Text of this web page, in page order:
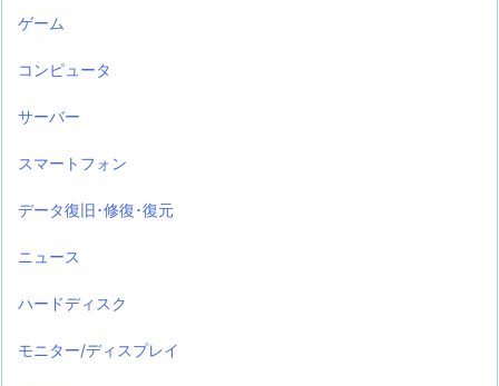
ゲーム
コンピュータ
サーバー
スマートフォン
データ復旧･修復･復元
ニュース
ハードディスク
モニター/ディスプレイ